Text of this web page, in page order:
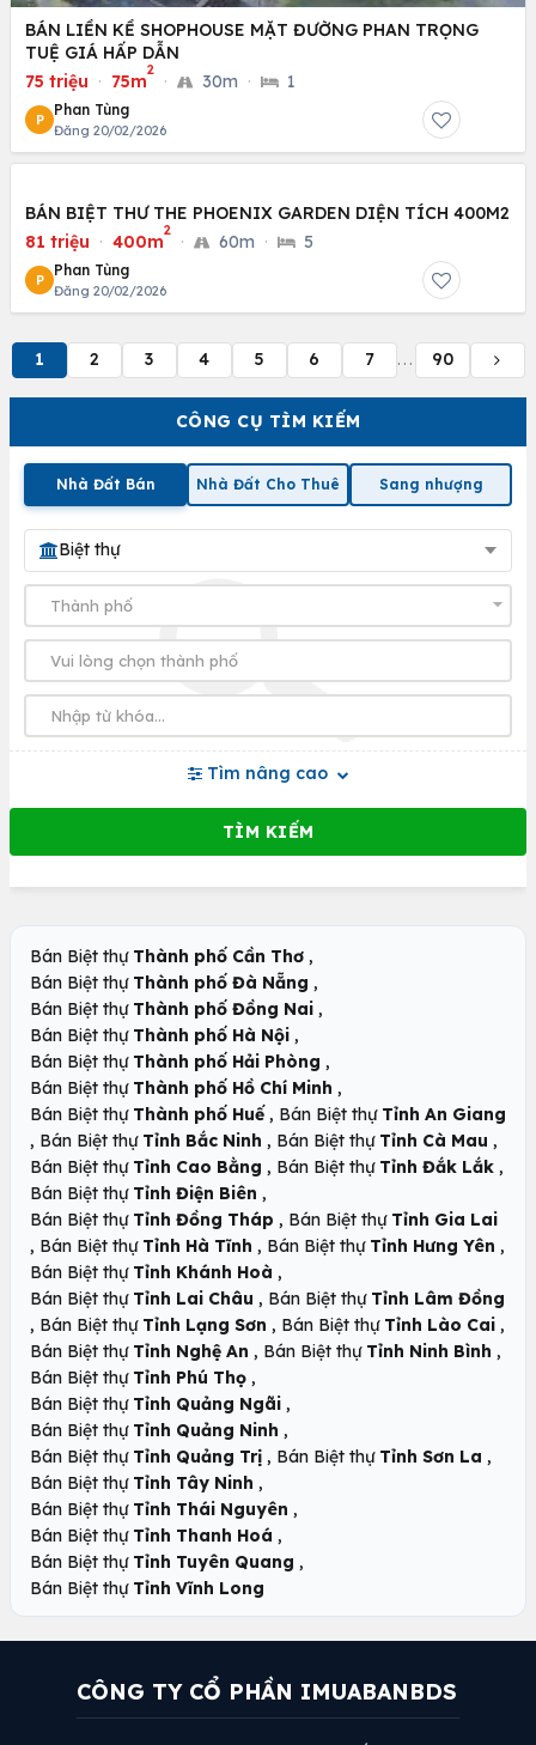
CÔNG CỤ TÌM KIẾM
Nhà Đất Bán Nhà Đất Cho Thuê Sang nhượng
Biệt thự
Tìm nâng cao
BÁN LIỀN KỀ SHOPHOUSE MẶT ĐƯỜNG PHAN TRỌNG
TUỆ GIÁ HẤP DẪN
75 triệu · 75m
2
· 30m · 1
P
Phan Tùng
Đăng 20/02/2026
BÁN BIỆT THƯ THE PHOENIX GARDEN DIỆN TÍCH 400M2
81 triệu · 400m
2
· 60m · 5
P
Phan Tùng
Đăng 20/02/2026
1 2 3 4 5 6 7 ... 90
Bán Biệt thự Thành phố Cần Thơ ,
Bán Biệt thự Thành phố Đà Nẵng ,
Bán Biệt thự Thành phố Đồng Nai ,
Bán Biệt thự Thành phố Hà Nội ,
Bán Biệt thự Thành phố Hải Phòng ,
Bán Biệt thự Thành phố Hồ Chí Minh ,
Bán Biệt thự Thành phố Huế , Bán Biệt thự Tỉnh An Giang
, Bán Biệt thự Tỉnh Bắc Ninh , Bán Biệt thự Tỉnh Cà Mau ,
Bán Biệt thự Tỉnh Cao Bằng , Bán Biệt thự Tỉnh Đắk Lắk ,
Bán Biệt thự Tỉnh Điện Biên ,
Bán Biệt thự Tỉnh Đồng Tháp , Bán Biệt thự Tỉnh Gia Lai
, Bán Biệt thự Tỉnh Hà Tĩnh , Bán Biệt thự Tỉnh Hưng Yên ,
Bán Biệt thự Tỉnh Khánh Hoà ,
Bán Biệt thự Tỉnh Lai Châu , Bán Biệt thự Tỉnh Lâm Đồng
, Bán Biệt thự Tỉnh Lạng Sơn , Bán Biệt thự Tỉnh Lào Cai ,
Bán Biệt thự Tỉnh Nghệ An , Bán Biệt thự Tỉnh Ninh Bình ,
Bán Biệt thự Tỉnh Phú Thọ ,
Bán Biệt thự Tỉnh Quảng Ngãi ,
Bán Biệt thự Tỉnh Quảng Ninh ,
Bán Biệt thự Tỉnh Quảng Trị , Bán Biệt thự Tỉnh Sơn La ,
Bán Biệt thự Tỉnh Tây Ninh ,
Bán Biệt thự Tỉnh Thái Nguyên ,
Bán Biệt thự Tỉnh Thanh Hoá ,
Bán Biệt thự Tỉnh Tuyên Quang ,
Bán Biệt thự Tỉnh Vĩnh Long
CÔNG TY CỔ PHẦN IMUABANBDS